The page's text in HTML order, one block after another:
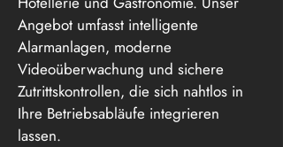
Angebot umfasst intelligente
Alarmanlagen, moderne
Videoüberwachung und sichere
Zutrittskontrollen, die sich nahtlos in
Ihre Betriebsabläufe integrieren
lassen.